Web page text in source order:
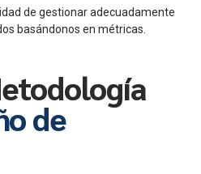
de gestionar adecuadamente
basándonos en métricas.
de